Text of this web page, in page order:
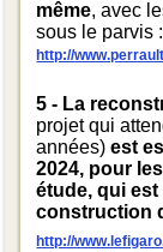
même, avec
sous le parvis :
http://
5 - La
projet qui
années)est
2024, pour
étude, qui
construction
http://